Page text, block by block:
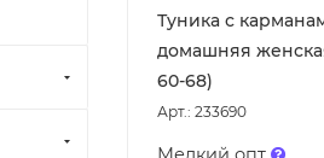
Туника с
домашняя
60-68)
Арт.: 233690